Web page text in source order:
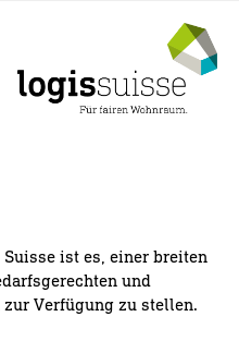
ist es, einer breiten
und
Verfügung zu stellen.